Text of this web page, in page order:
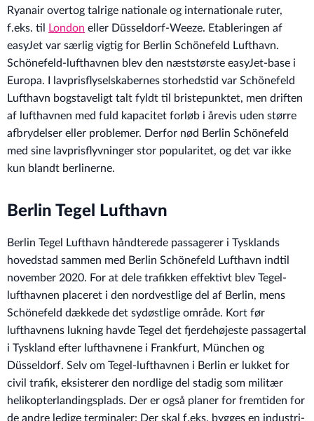
Ryanair overtog talrige nationale og internationale ruter,
f.eks. til
London eller Düsseldorf-Weeze. Etableringen af
easyJet var særlig vigtig for Berlin Schönefeld Lufthavn.
Schönefeld-lufthavnen blev den næststørste easyJet-base i
Europa. I lavprisflyselskabernes storhedstid var Schönefeld
Lufthavn bogstaveligt talt fyldt til bristepunktet, men driften
af lufthavnen med fuld kapacitet forløb i årevis uden større
afbrydelser eller problemer. Derfor nød Berlin Schönefeld
med sine lavprisflyvninger stor popularitet, og det var ikke
kun blandt berlinerne.
Berlin Tegel Lufthavn
Berlin Tegel Lufthavn håndterede passagerer i Tysklands
hovedstad sammen med Berlin Schönefeld Lufthavn indtil
november 2020. For at dele trafikken effektivt blev Tegel-
lufthavnen placeret i den nordvestlige del af Berlin, mens
Schönefeld dækkede det sydøstlige område. Kort før
lufthavnens lukning havde Tegel det fjerdehøjeste passagertal
i Tyskland efter lufthavnene i Frankfurt, München og
Düsseldorf. Selv om Tegel-lufthavnen i Berlin er lukket for
civil trafik, eksisterer den nordlige del stadig som militær
helikopterlandingsplads. Der er også planer for fremtiden for
de andre ledige terminaler: Der skal f.eks. bygges en industri-